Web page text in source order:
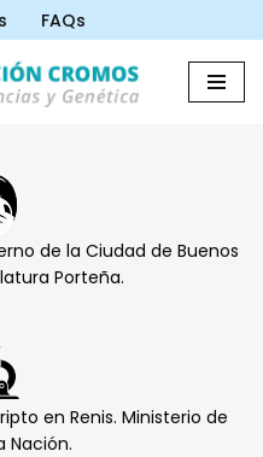
FAQs
de la Ciudad de Buenos
Porteña.
en Renis. Ministerio de
Nación.